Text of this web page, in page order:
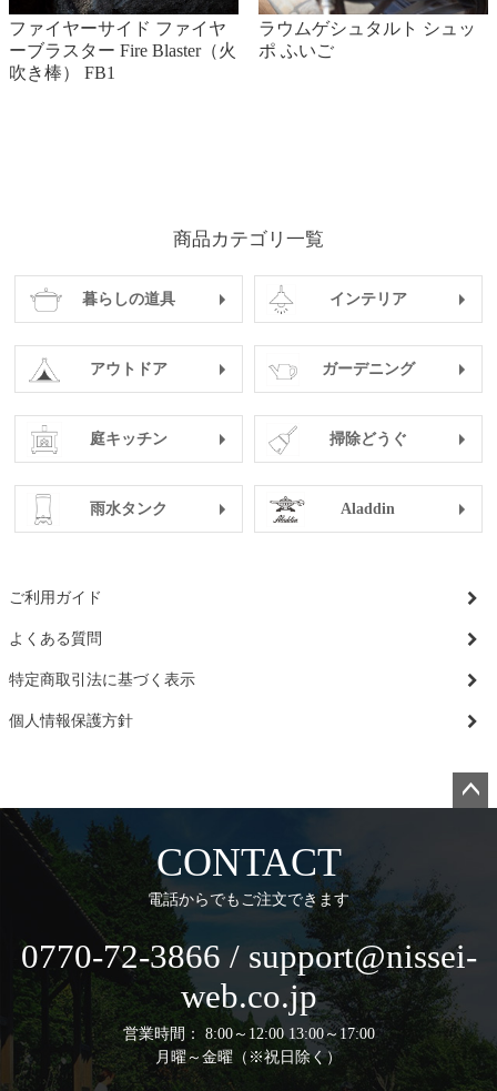
ファイヤーサイド ファイヤ
ーブラスター Fire Blaster（火
吹き棒） FB1
ラウムゲシュタルト シュッ
ポ ふいご
商品カテゴリ一覧
暮らしの道具 インテリア
アウトドア ガーデニング
庭キッチン 掃除どうぐ
雨水タンク Aladdin
ご利用ガイド
よくある質問
特定商取引法に基づく表示
個人情報保護方針
へ
CONTACT
電話からでもご注文できます
0770-72-3866 / support@nissei-
web.co.jp
営業時間： 8:00～12:00 13:00～17:00
月曜～金曜（※祝日除く）